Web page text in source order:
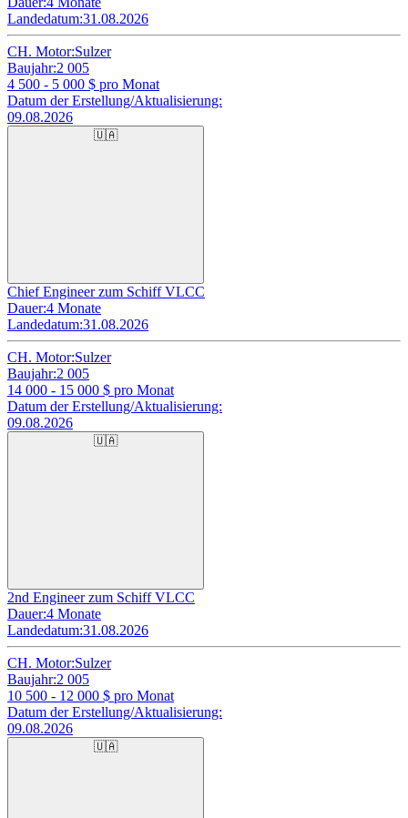
Landedatum:31.08.2026
CH. Motor:Sulzer
Baujahr:2 005
4 500 - 5 000 $ pro Monat
Datum der Erstellung/Aktualisierung:
09.08.2026
🇺🇦
Chief Engineer zum Schiff VLCC
Dauer:4 Monate
Landedatum:31.08.2026
CH. Motor:Sulzer
Baujahr:2 005
14 000 - 15 000 $ pro Monat
Datum der Erstellung/Aktualisierung:
09.08.2026
🇺🇦
2nd Engineer zum Schiff VLCC
Dauer:4 Monate
Landedatum:31.08.2026
CH. Motor:Sulzer
Baujahr:2 005
10 500 - 12 000 $ pro Monat
Datum der Erstellung/Aktualisierung:
09.08.2026
🇺🇦